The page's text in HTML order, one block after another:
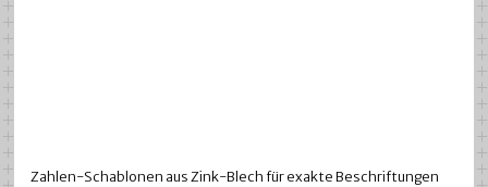
Zahlen-Schablonen aus Zink-Blech für exakte Beschriftungen